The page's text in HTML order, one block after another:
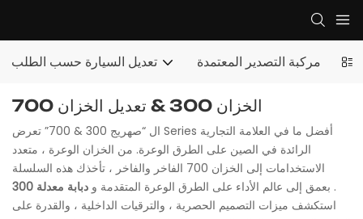
تعديل السيارة حسب الطلب مركبة التصدير المعتمدة
الخزان 300 & تعديل الخزان 700
ال “صهريج 300 & 700” تعرض Series أفضل ما في العلامة التجارية
الرائدة في الصين على الطرق الوعرة. من الخزان الوعرة ، متعدد
الاستخدامات إلى الخزان 700 الفاخر والفاخر ، تأخذك هذه السلسلة
بعمق إلى عالم الأداء على الطرق الوعرة المتقدمة و .
استكشف ميزات التصميم الحصرية ، والترقيات الداخلية ، والقدرة على